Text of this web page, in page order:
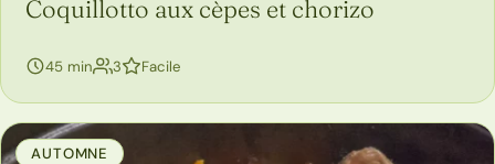
Coquillotto aux cèpes et chorizo
45 min 3personnes
Facile
AUTOMNE